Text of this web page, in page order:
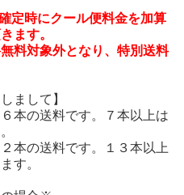
定時にクール便料金を加算
ます。
料対象外となり、特別送料
まして】
本の送料です。７本以上は
本の送料です。１３本以上
す。